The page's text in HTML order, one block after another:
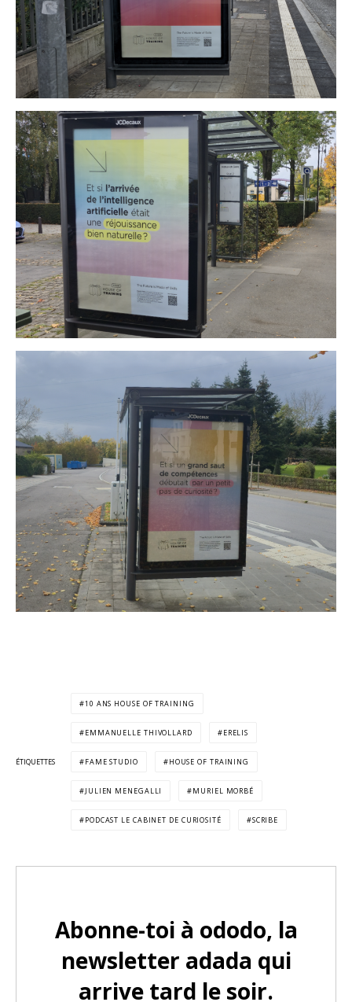
ÉTIQUETTES
10 ANS HOUSE OF TRAINING
EMMANUELLE THIVOLLARD ERELIS
FAME STUDIO HOUSE OF TRAINING
JULIEN MENEGALLI MURIEL MORBÉ
PODCAST LE CABINET DE CURIOSITÉ SCRIBE